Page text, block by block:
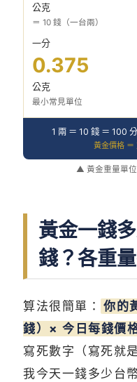
公克
＝ 10 錢（一台兩）
一分
0.375
公克
最小常見單位
1 兩 ＝ 10 錢 ＝ 100
黃金價格 ＝
▲ 黃金重量單位
黃金一錢
錢？各重
算法很簡單： 你的
錢）× 今日每錢價
寫死數字（寫死就
我今天一錢多少台